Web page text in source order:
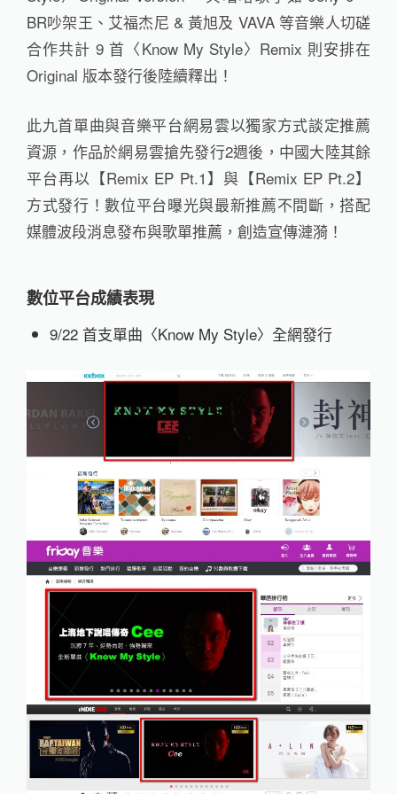
BR吵架王、艾福杰尼 & 黃旭及 VAVA 等音樂人切磋
合作共計 9 首〈Know My Style〉Remix 則安排在
Original 版本發行後陸續釋出！
此九首單曲與音樂平台網易雲以獨家方式談定推薦
資源，作品於網易雲搶先發行2週後，中國大陸其餘
平台再以【Remix EP Pt.1】與【Remix EP Pt.2】
方式發行！數位平台曝光與最新推薦不間斷，搭配
媒體波段消息發布與歌單推薦，創造宣傳漣漪！
數位平台成績表現
9/22 首支單曲〈Know My Style〉全網發行